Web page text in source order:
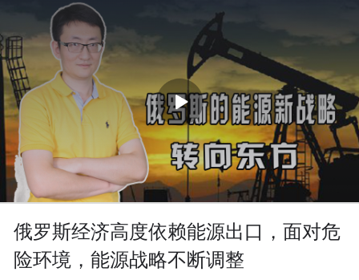
俄罗斯经济高度依赖能源出口，面对危
险环境，能源战略不断调整